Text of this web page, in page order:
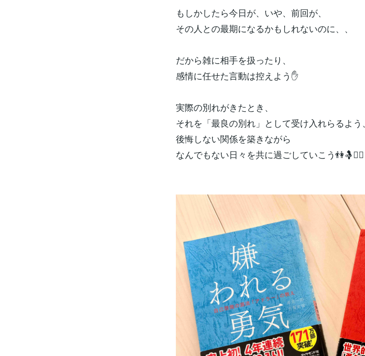
もしかしたら今日が、いや、前回が、
その人との最期になるかもしれないのに、、
だから雑に相手を扱ったり、
感情に任せた言動は控えよう✋
実際の別れがきたとき、
それを「最良の別れ」として受け入れらるよう、
後悔しない関係を築きながら
なんでもない日々を共に過ごしていこう👫🤱👯‍♀️